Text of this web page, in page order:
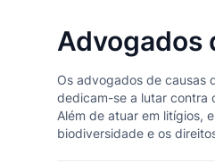
Advogados
Os advogados de causas
dedicam-se a lutar contra
Além de atuar em litígios,
biodiversidade e os